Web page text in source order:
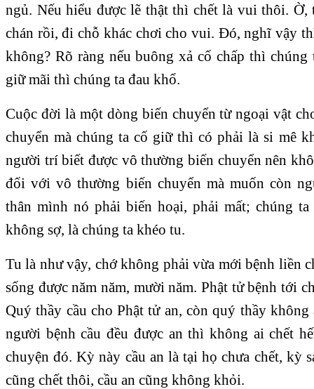
ngủ. Nếu hiểu được lẽ thật thì chết là vui thôi. Ờ,
chán rồi, đi chỗ khác chơi cho vui. Đó, nghĩ vậy
không? Rõ ràng nếu buông xả cố chấp thì chúng
giữ mãi thì chúng ta đau khổ.
Cuộc đời là một dòng biến chuyển từ ngoại vật
chuyển mà chúng ta cố giữ thì có phải là si mê
người trí biết được vô thường biến chuyển nên
đối với vô thường biến chuyển mà muốn còn
thân mình nó phải biến hoại, phải mất; chúng
không sợ, là chúng ta khéo tu.
Tu là như vậy, chớ không phải vừa mới bệnh liền
sống được năm năm, mười năm. Phật tử bệnh tới
Quý thầy cầu cho Phật tử an, còn quý thầy không
người bệnh cầu đều được an thì không ai chết
chuyện đó. Kỳ này cầu an là tại họ chưa chết, kỳ
cũng chết thôi, cầu an cũng không khỏi.